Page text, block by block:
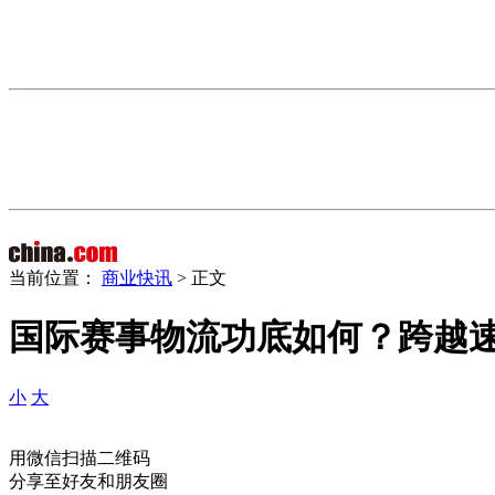
当前位置： 商业快讯 > 正文
国际赛事物流功底如何？跨越
小 大
用微信扫描二维码
分享至好友和朋友圈